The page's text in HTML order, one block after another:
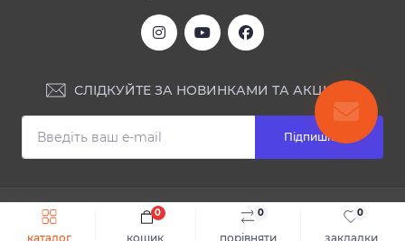
каталог порівняти
0
закладки
0
кошик
0
Швидке замовлення До кошика
СЛІДКУЙТЕ ЗА НОВИНКАМИ ТА АКЦІЯМИ:
Підпишіться
ІНФОРМАЦІЯ